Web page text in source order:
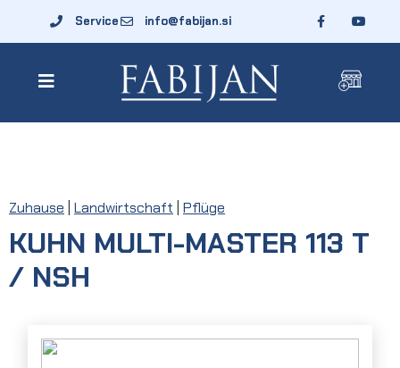
Service info@fabijan.si
Zuhause Landwirtschaft Pflüge
KUHN MULTI-MASTER 113 T
/ NSH